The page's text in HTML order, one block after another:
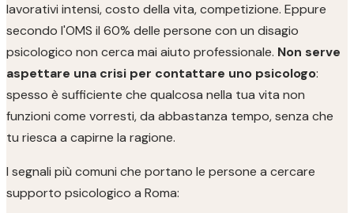
lavorativi intensi, costo della vita, competizione. Eppure
secondo l'OMS il 60% delle persone con un disagio
psicologico non cerca mai aiuto professionale. Non serve
aspettare una crisi per contattare uno psicologo:
spesso è sufficiente che qualcosa nella tua vita non
funzioni come vorresti, da abbastanza tempo, senza che
tu riesca a capirne la ragione.
I segnali più comuni che portano le persone a cercare
supporto psicologico a Roma: